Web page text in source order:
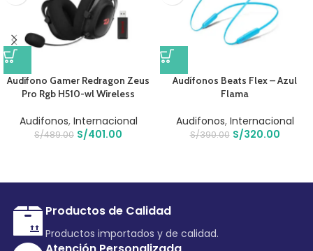
Audifono Gamer Redragon Zeus
Pro Rgb H510-wl Wireless
Audifonos, Internacional
S/489.00 S/401.00
Audífonos Beats Flex – Azul
Flama
Audifonos, Internacional
S/390.00 S/320.00
Productos de Calidad
Productos importados y de calidad.